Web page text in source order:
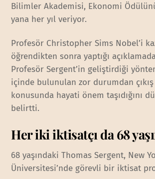
Bilimler Akademisi, Ekonomi
yana her yıl veriyor.
Profesör Christopher Sims Nobel’i
öğrendikten sonra yaptığı
Profesör Sergent’in geliştirdiği
içinde bulunulan zor durumdan
konusunda hayati önem taşıdığını
belirtti.
Her iki iktisatçı da 68
68 yaşındaki Thomas Sergent, New
Üniversitesi’nde görevli bir iktisat